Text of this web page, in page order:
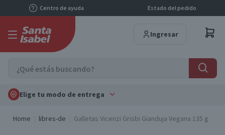
Centro de ayuda Estado del pedido
Ingresar
Elige tu modo de entrega
Home libres-de Galletas Vicenzi Grisbi Gianduja Vegana 135 g